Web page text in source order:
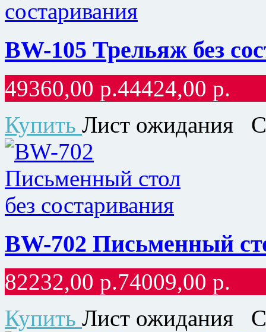
BW-105 Трельяж без
49360,00 р.44424,00 р.
Купить Лист ожидания
BW-702 Письменный
82232,00 р.74009,00 р.
Купить Лист ожидания